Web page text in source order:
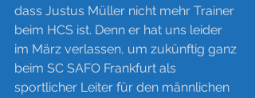
dass Justus Müller nicht mehr Trainer
beim HCS ist. Denn er hat uns leider
im März verlassen, um zukünftig ganz
beim SC SAFO Frankfurt als
sportlicher Leiter für den männlichen